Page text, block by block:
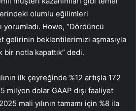
olumlu eğilimleri
yorumladı. Howe, “Dördüncü
gelirinin beklentilerimizi aşmasıyla
bir notla kapattık” dedi.
ilk çeyreğinde %12 artışla 172
milyon dolar GAAP dışı faaliyet
mali yılının tamamı için %8 ila